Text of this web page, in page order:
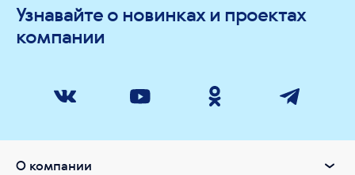
происхождения.
Принцип построения комплексов линейки:
экстракты (усилитель второго порядка)
минералы) вы найдете органические источники кальция, магния,
Узнавайте о новинках и проектах
компании
О компании